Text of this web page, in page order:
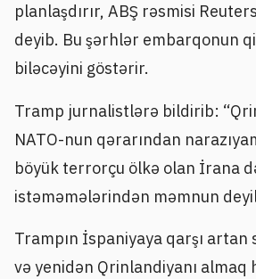
planlaşdırır, ABŞ rəsmisi
deyib. Bu şərhlər embarqonun
biləcəyini göstərir.
Tramp jurnalistlərə bildirib:
NATO-nun qərarından
böyük terrorçu ölkə olan İrana
istəməmələrindən məmnun
Trampın İspaniyaya qarşı
və yenidən Qrinlandiyanı almaq